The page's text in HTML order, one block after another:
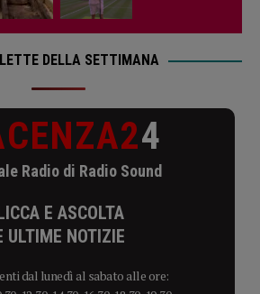
DELLA SETTIMANA
4
Radio di Radio Sound
E ASCOLTA
ULTIME NOTIZIE
dal lunedì al sabato alle ore: